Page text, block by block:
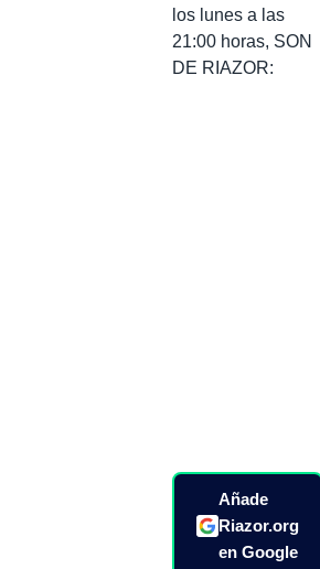
los lunes a las
21:00 horas, SON
DE RIAZOR:
Añade
Riazor.org
en Google